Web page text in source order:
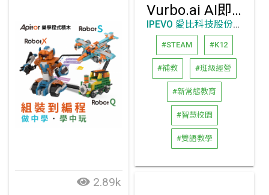
Vurbo.ai AI即時語意摘要翻譯軟體
IPEVO 愛比科技股份有限公司
#STEAM #K12
#補教 #班級經營
#新常態教育
#智慧校園
#雙語教學
2.89k